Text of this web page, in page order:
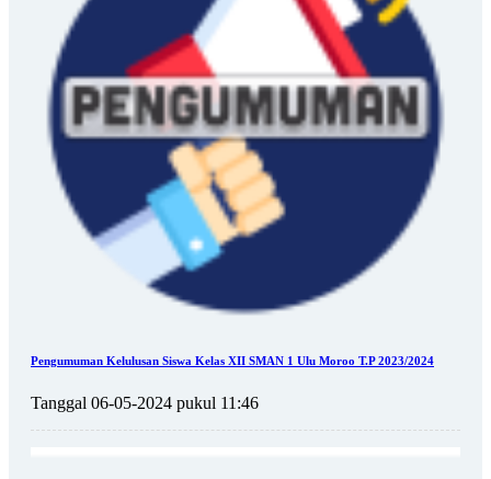
Pengumuman Kelulusan Siswa Kelas XII SMAN 1 Ulu Moroo T.P 2023/2024
Tanggal 06-05-2024 pukul 11:46